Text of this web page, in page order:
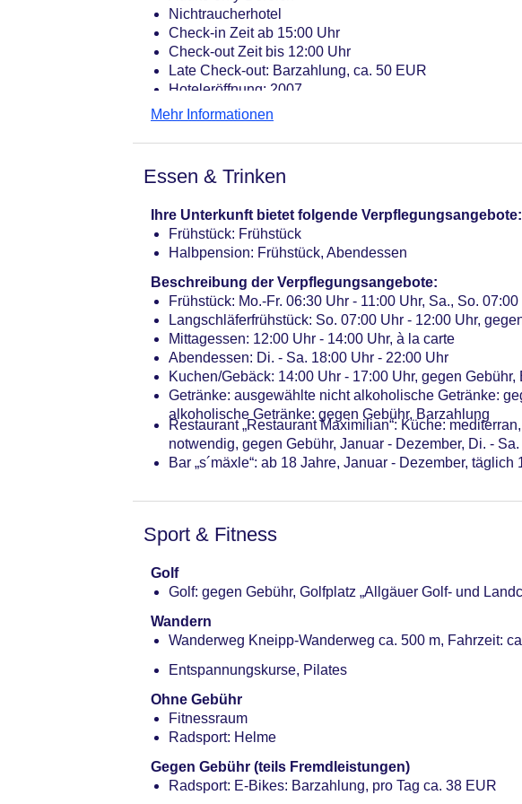
Nichtraucherhotel
Check-in Zeit ab 15:00 Uhr
Check-out Zeit bis 12:00 Uhr
Late Check-out: Barzahlung, ca. 50 EUR
Hoteleröffnung: 2007
Lift
Pool „Aussenpool“: ab 16 Jahre, Januar - Dezember,
Internet: WLAN/WiFi, im gesamten Hotel (Anlage): ohne
Wäscheservice: gegen Gebühr
Zahlungsarten: TUI Card / VISA, MasterCard, American
Haustiere nicht erlaubt
Parkmöglichkeiten: Parkplatz (nach Verfügbarkeit),
Tagungseinrichtungen: Konferenzräume: 6,
Coffee Breaks: Barzahlung, pro Person ca. 5 EUR
Gebäudeanzahl: 1, Etagen: 4, Zimmer: 111
Landeskategorie: keine Sterneklassifizierung
Mehr Informationen
Essen & Trinken
Ihre Unterkunft bietet folgende Verpflegungsangebote:
Frühstück: Frühstück
Halbpension: Frühstück, Abendessen
Beschreibung der Verpflegungsangebote:
Frühstück: Mo.-Fr. 06:30 Uhr - 11:00 Uhr, Sa., So.
Langschläferfrühstück: So. 07:00 Uhr - 12:00 Uhr,
Mittagessen: 12:00 Uhr - 14:00 Uhr, à la carte
Abendessen: Di. - Sa. 18:00 Uhr - 22:00 Uhr
Kuchen/Gebäck: 14:00 Uhr - 17:00 Uhr, gegen Gebühr,
Getränke: ausgewählte nicht alkoholische Getränke:
alkoholische Getränke: gegen Gebühr, Barzahlung
Restaurant „Restaurant Maximilian“: Küche:
notwendig, gegen Gebühr, Januar - Dezember, Di. -
Bar „s´mäxle“: ab 18 Jahre, Januar - Dezember,
Sport & Fitness
Golf
Golf: gegen Gebühr, Golfplatz „Allgäuer Golf- und
Wandern
Wanderweg Kneipp-Wanderweg ca. 500 m, Fahrzeit:
Entspannungskurse, Pilates
Ohne Gebühr
Fitnessraum
Radsport: Helme
Gegen Gebühr (teils Fremdleistungen)
Radsport: E-Bikes: Barzahlung, pro Tag ca. 38 EUR